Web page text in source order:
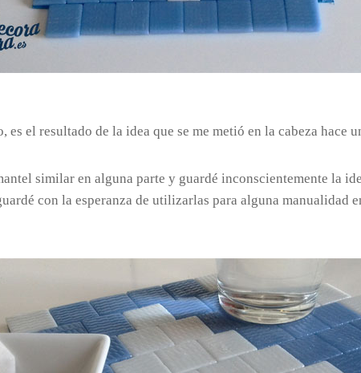
el resultado de la idea que se me metió en la cabeza hace
similar en alguna parte y guardé inconscientemente la
con la esperanza de utilizarlas para alguna manualidad